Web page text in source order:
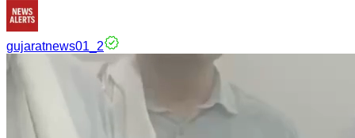
gujaratnews01_2